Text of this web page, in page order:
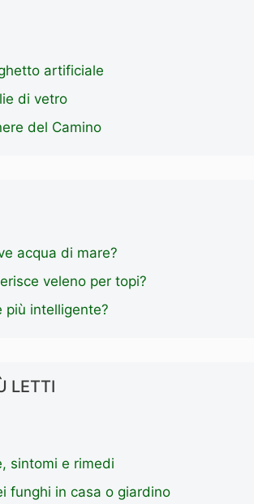
artificiale
di vetro
del Camino
acqua di mare?
veleno per topi?
più intelligente?
LETTI
sintomi e rimedi
funghi in casa o giardino